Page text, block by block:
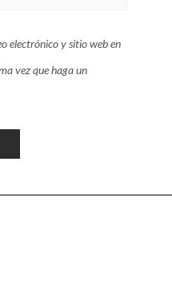
electrónico y sitio web en
vez que haga un